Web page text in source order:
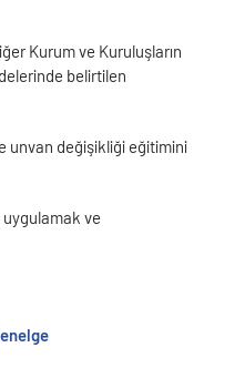
Kurum ve Kuruluşların
belirtilen
unvan değişikliği eğitimini
ve